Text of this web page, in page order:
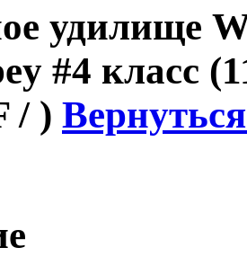
удилище
#4 класс
/ )